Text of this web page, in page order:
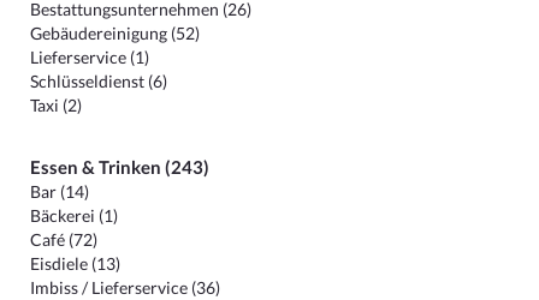
Bestattungsunternehmen (26)
Gebäudereinigung (52)
Lieferservice (1)
Schlüsseldienst (6)
Taxi (2)
Essen & Trinken (243)
Bar (14)
Bäckerei (1)
Café (72)
Eisdiele (13)
Imbiss / Lieferservice (36)